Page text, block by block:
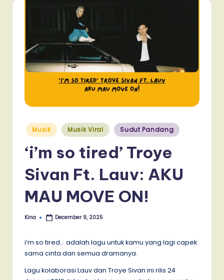
Posted
in
Musik Musik Viral Sudut Pandang
‘i’m so tired’ Troye
Sivan Ft. Lauv: AKU
MAU MOVE ON!
Posted
Kina December 9, 2025
i’m so tired… adalah lagu untuk kamu yang lagi capek
sama cinta dan semua dramanya.
Lagu kolaborasi Lauv dan Troye Sivan ini rilis 24